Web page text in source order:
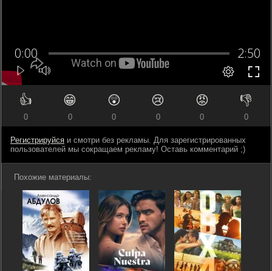
👍
0
😁
0
😲
0
😢
0
😡
0
👎
0
Регистрируйся и смотри без рекламы. Для зарегистрированных
пользователей мы сокращаем рекламу! Оставь комментарий ;)
Похожие материалы: